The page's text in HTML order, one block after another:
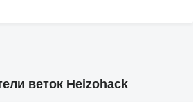
веток Heizohack